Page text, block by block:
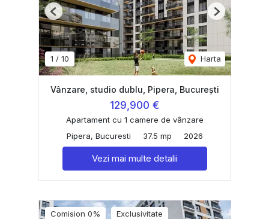
1 / 10 Harta
Previous Next
Vânzare, studio dublu, Pipera, București
129,900 €
Apartament cu 1 camere de vânzare
Pipera, Bucuresti
37.5 mp 2026
Vezi mai multe detalii
Comision 0% Exclusivitate